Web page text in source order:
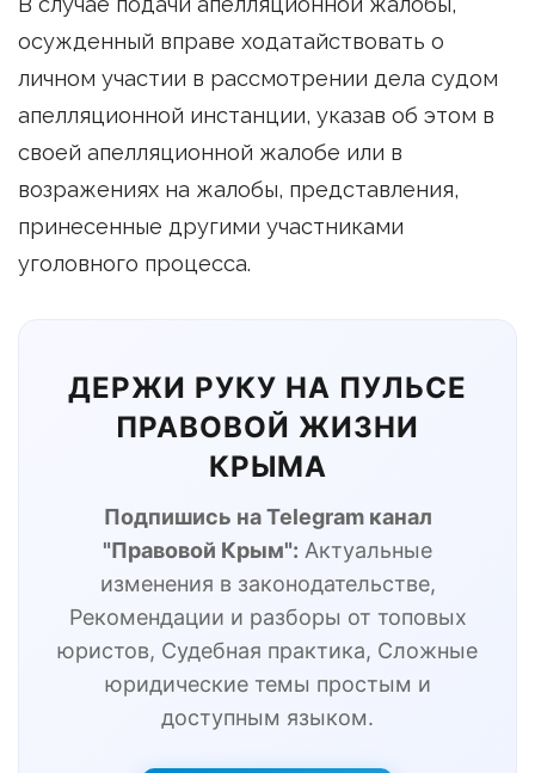
осужденный вправе ходатайствовать о
личном участии в рассмотрении дела судом
апелляционной инстанции, указав об этом в
своей апелляционной жалобе или в
возражениях на жалобы, представления,
принесенные другими участниками
уголовного процесса.
ДЕРЖИ РУКУ НА ПУЛЬСЕ
ПРАВОВОЙ ЖИЗНИ
КРЫМА
Подпишись на Telegram канал
"Правовой Крым": Актуальные
изменения в законодательстве,
Рекомендации и разборы от топовых
юристов, Судебная практика, Сложные
юридические темы простым и
доступным языком.